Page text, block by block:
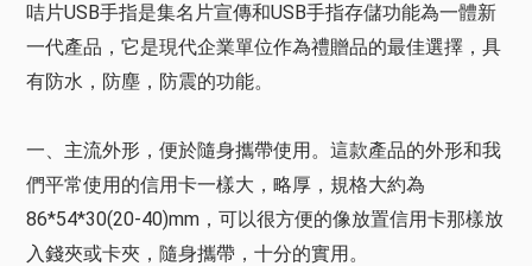
咭片USB手指是集名片宣傳和USB手指存儲功能為一體新
一代產品，它是現代企業單位作為禮贈品的最佳選擇，具
有防水，防塵，防震的功能。
一、主流外形，便於隨身攜帶使用。這款產品的外形和我
們平常使用的信用卡一樣大，略厚，規格大約為
86*54*30(20-40)mm，可以很方便的像放置信用卡那樣放
入錢夾或卡夾，隨身攜帶，十分的實用。